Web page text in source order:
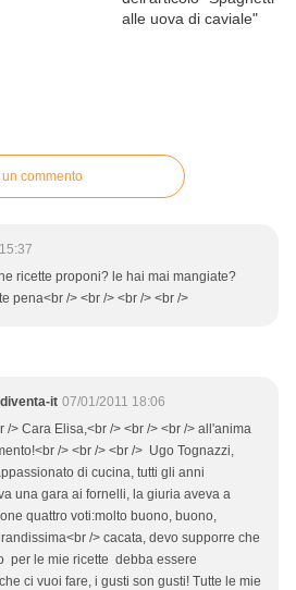
commento
ricette proponi? le hai mai mangiate?
pena<br /> <br /> <br /> <br />
it 07/01/2011 18:06
/> Cara Elisa,<br /> <br /> <br /> all'anima
/> <br /> <br /> Ugo Tognazzi,
di cucina, tutti gli anni
una gara ai fornelli, la giuria aveva a
quattro voti:molto buono, buono,
/> cacata, devo supporre che
per le mie ricette debba essere
ci vuoi fare, i gusti son gusti! Tutte le mie